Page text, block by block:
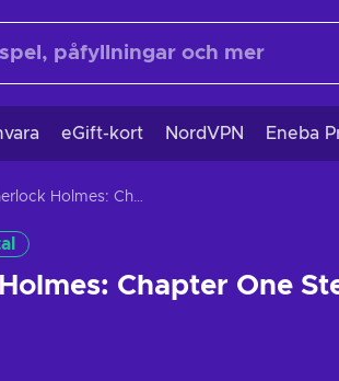
eGift-kort NordVPN Eneba
Sherlock Holmes: Chapter One Steam Key GLOBAL
Chapter One